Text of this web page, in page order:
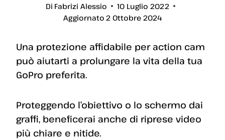
Di Fabrizi Alessio
10 Luglio 2022
Aggiornato 2 Ottobre 2024
Una protezione affidabile per action cam
può aiutarti a prolungare la vita della tua
GoPro preferita.
Proteggendo l’obiettivo o lo schermo dai
graffi, beneficerai anche di riprese video
più chiare e nitide.